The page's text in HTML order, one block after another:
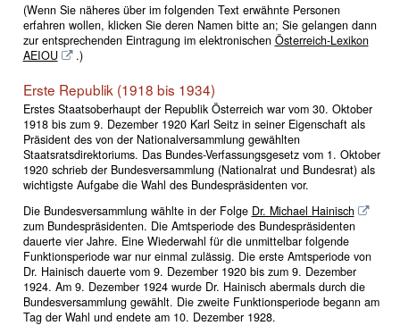
(Wenn Sie näheres über im folgenden Text erwähnte Personen
erfahren wollen, klicken Sie deren Namen bitte an; Sie gelangen dann
zur entsprechenden Eintragung im elektronischen Österreich-Lexikon
AEIOU
.)
Erste Republik (1918 bis 1934)
Erstes Staatsoberhaupt der Republik Österreich war vom 30. Oktober
1918 bis zum 9. Dezember 1920 Karl Seitz in seiner Eigenschaft als
Präsident des von der Nationalversammlung gewählten
Staatsratsdirektoriums. Das Bundes-Verfassungsgesetz vom 1. Oktober
1920 schrieb der Bundesversammlung (Nationalrat und Bundesrat) als
wichtigste Aufgabe die Wahl des Bundespräsidenten vor.
Die Bundesversammlung wählte in der Folge Dr. Michael Hainisch
zum Bundespräsidenten. Die Amtsperiode des Bundespräsidenten
dauerte vier Jahre. Eine Wiederwahl für die unmittelbar folgende
Funktionsperiode war nur einmal zulässig. Die erste Amtsperiode von
Dr. Hainisch dauerte vom 9. Dezember 1920 bis zum 9. Dezember
1924. Am 9. Dezember 1924 wurde Dr. Hainisch abermals durch die
Bundesversammlung gewählt. Die zweite Funktionsperiode begann am
Tag der Wahl und endete am 10. Dezember 1928.